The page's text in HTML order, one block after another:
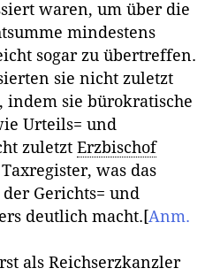
waren, um über die
mindestens
sogar zu übertreffen.
sie nicht zuletzt
indem sie bürokratische
Urteils= und
zuletzt Erzbischof
was das
Gerichts= und
deutlich macht. [Anm.
als Reichserzkanzler